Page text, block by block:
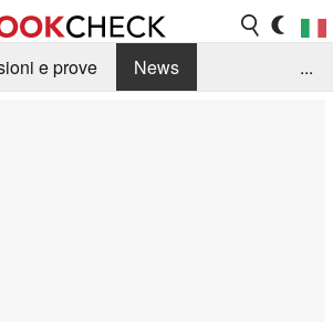
e prove
News
...